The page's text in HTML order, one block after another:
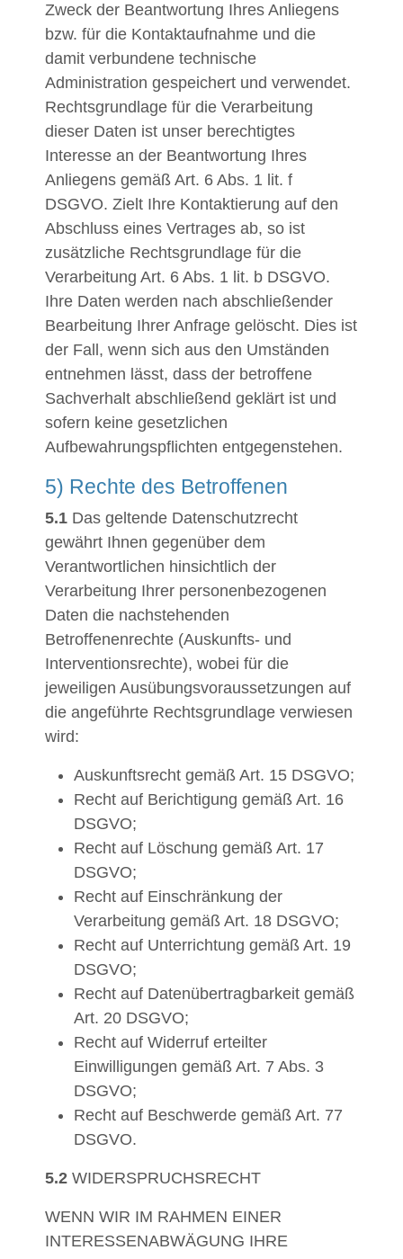
Zweck der Beantwortung Ihres Anliegens
bzw. für die Kontaktaufnahme und die
damit verbundene technische
Administration gespeichert und verwendet.
Rechtsgrundlage für die Verarbeitung
dieser Daten ist unser berechtigtes
Interesse an der Beantwortung Ihres
Anliegens gemäß Art. 6 Abs. 1 lit. f
DSGVO. Zielt Ihre Kontaktierung auf den
Abschluss eines Vertrages ab, so ist
zusätzliche Rechtsgrundlage für die
Verarbeitung Art. 6 Abs. 1 lit. b DSGVO.
Ihre Daten werden nach abschließender
Bearbeitung Ihrer Anfrage gelöscht. Dies ist
der Fall, wenn sich aus den Umständen
entnehmen lässt, dass der betroffene
Sachverhalt abschließend geklärt ist und
sofern keine gesetzlichen
Aufbewahrungspflichten entgegenstehen.
5) Rechte des Betroffenen
5.1 Das geltende Datenschutzrecht
gewährt Ihnen gegenüber dem
Verantwortlichen hinsichtlich der
Verarbeitung Ihrer personenbezogenen
Daten die nachstehenden
Betroffenenrechte (Auskunfts- und
Interventionsrechte), wobei für die
jeweiligen Ausübungsvoraussetzungen auf
die angeführte Rechtsgrundlage verwiesen
wird:
Auskunftsrecht gemäß Art. 15 DSGVO;
Recht auf Berichtigung gemäß Art. 16
DSGVO;
Recht auf Löschung gemäß Art. 17
DSGVO;
Recht auf Einschränkung der
Verarbeitung gemäß Art. 18 DSGVO;
Recht auf Unterrichtung gemäß Art. 19
DSGVO;
Recht auf Datenübertragbarkeit gemäß
Art. 20 DSGVO;
Recht auf Widerruf erteilter
Einwilligungen gemäß Art. 7 Abs. 3
DSGVO;
Recht auf Beschwerde gemäß Art. 77
DSGVO.
5.2 WIDERSPRUCHSRECHT
WENN WIR IM RAHMEN EINER
INTERESSENABWÄGUNG IHRE